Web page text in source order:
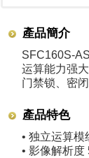
產品簡介
SFC160S-
运算能力强
门禁锁、密
產品特色
• 独立运算模
• 影像解析度